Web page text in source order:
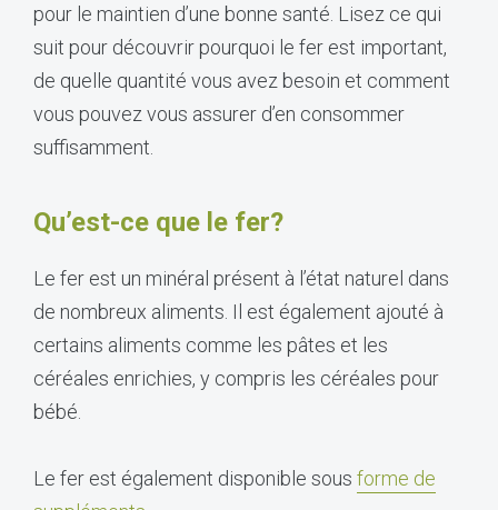
pour le maintien d’une bonne santé. Lisez ce qui
suit pour découvrir pourquoi le fer est important,
de quelle quantité vous avez besoin et comment
vous pouvez vous assurer d’en consommer
suffisamment.
Qu’est-ce que le fer?
Le fer est un minéral présent à l’état naturel dans
de nombreux aliments. Il est également ajouté à
certains aliments comme les pâtes et les
céréales enrichies, y compris les céréales pour
bébé.
Le fer est également disponible sous forme de